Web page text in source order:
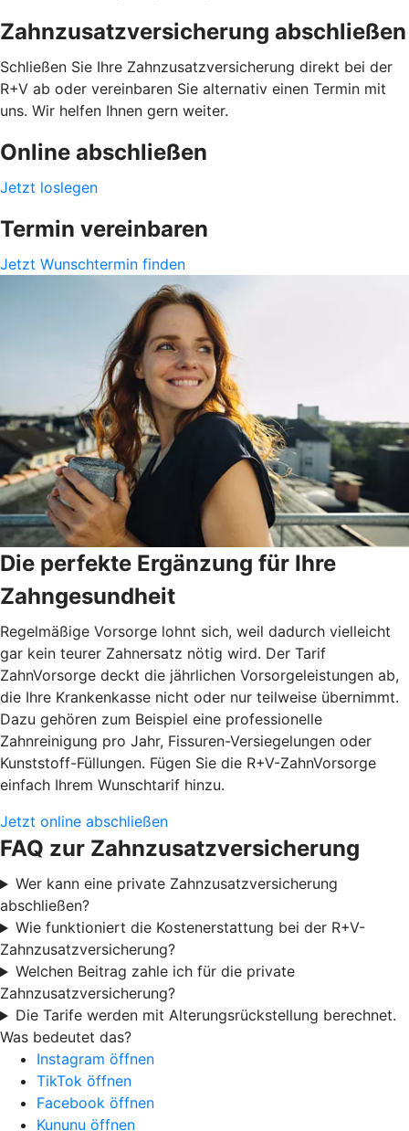
Zahnzusatzversicherung abschließen
Schließen Sie Ihre Zahnzusatzversicherung direkt bei der
R+V ab oder vereinbaren Sie alternativ einen Termin mit
uns. Wir helfen Ihnen gern weiter.
Online abschließen
Jetzt loslegen
Termin vereinbaren
Jetzt Wunschtermin finden
Die perfekte Ergänzung für Ihre
Zahngesundheit
Regelmäßige Vorsorge lohnt sich, weil dadurch vielleicht
gar kein teurer Zahnersatz nötig wird. Der Tarif
ZahnVorsorge deckt die jährlichen Vorsorgeleistungen ab,
die Ihre Krankenkasse nicht oder nur teilweise übernimmt.
Dazu gehören zum Beispiel eine professionelle
Zahnreinigung pro Jahr, Fissuren-Versiegelungen oder
Kunststoff-Füllungen. Fügen Sie die R+V-ZahnVorsorge
einfach Ihrem Wunschtarif hinzu.
Jetzt online abschließen
FAQ zur Zahnzusatzversicherung
Wer kann eine private Zahnzusatzversicherung
abschließen?
Wie funktioniert die Kostenerstattung bei der R+V-
Zahnzusatzversicherung?
Welchen Beitrag zahle ich für die private
Zahnzusatzversicherung?
Die Tarife werden mit Alterungsrückstellung berechnet.
Was bedeutet das?
Instagram öffnen
TikTok öffnen
Facebook öffnen
Kununu öffnen